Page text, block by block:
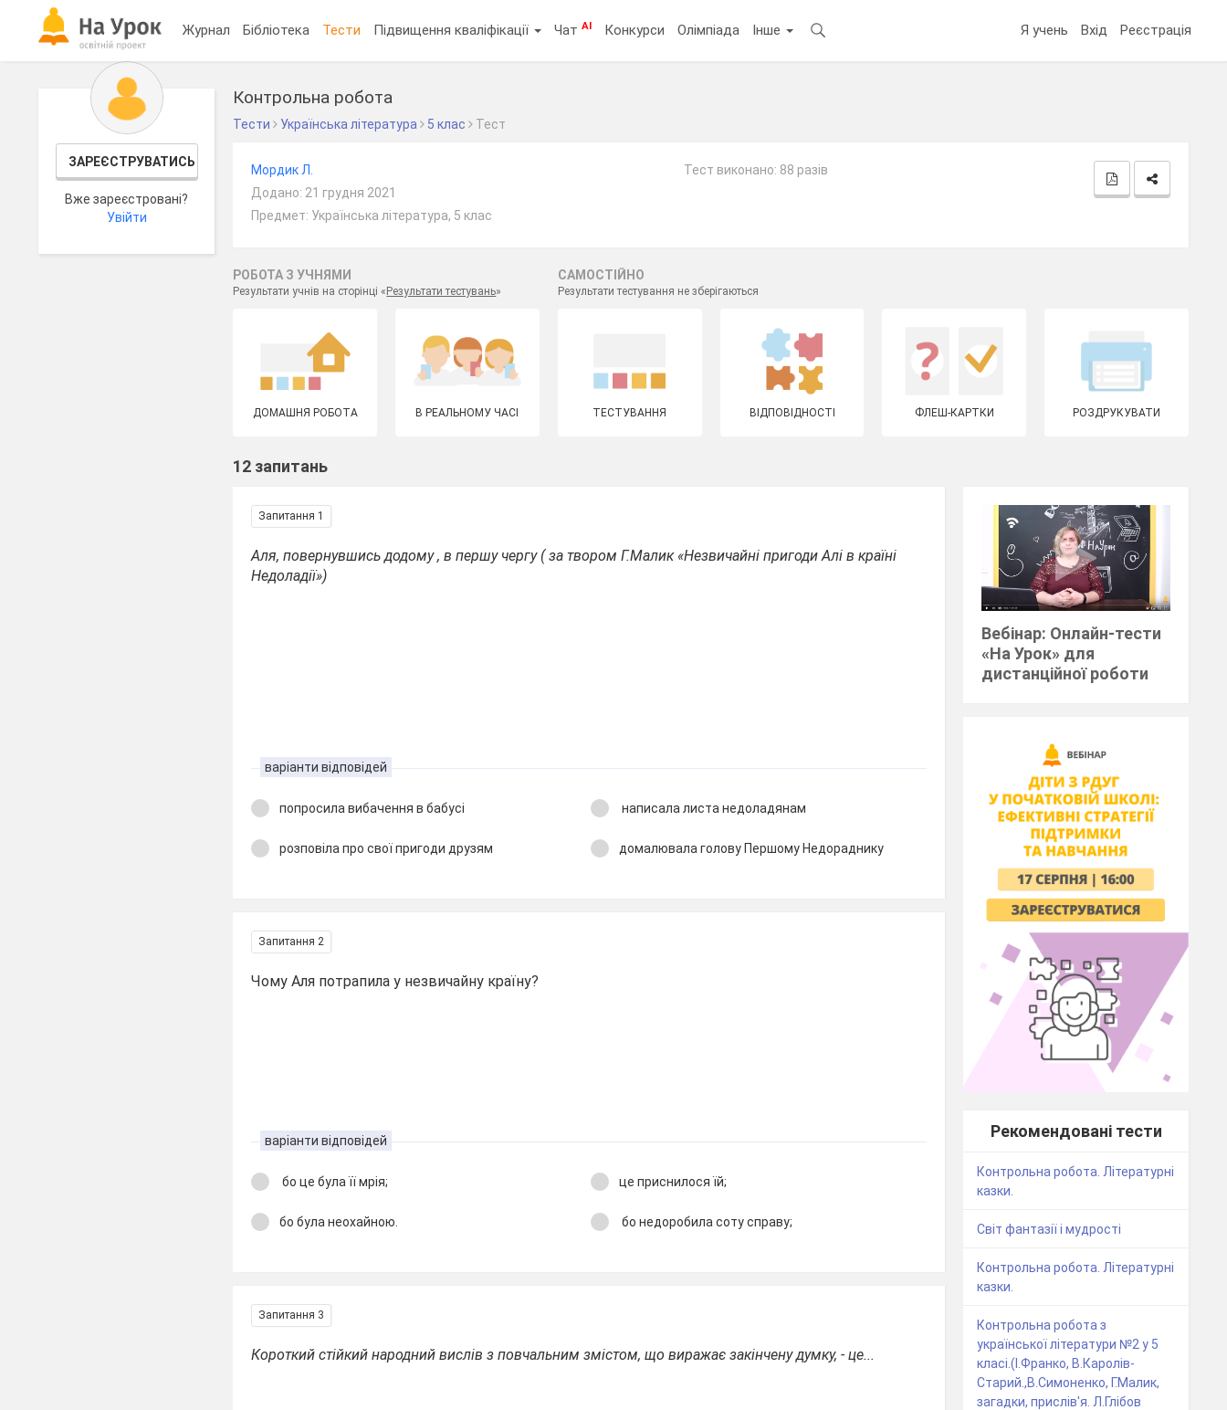
Журнал Бібліотека Тести Підвищення кваліфікації ЧатAI Конкурси Олімпіада Інше Я учень Вхід Реєстрація
ЗАРЕЄСТРУВАТИСЬ
Вже зареєстровані?
Увійти
Контрольна робота
Тести Українська література 5 клас Тест
Мордик Л.
Додано: 21 грудня 2021
Предмет: Українська література, 5 клас
Тест виконано: 88 разів
РОБОТА З УЧНЯМИ
Результати учнів на сторінці « Результати тестувань»
САМОСТІЙНО
Результати тестування не зберігаються
ДОМАШНЯ РОБОТА В РЕАЛЬНОМУ ЧАСІ ТЕСТУВАННЯ ВІДПОВІДНОСТІ ФЛЕШ-КАРТКИ РОЗДРУКУВАТИ
12 запитань
Запитання 1
Аля, повернувшись додому , в першу чергу ( за твором Г.Малик «Незвичайні пригоди Алі в країні
Недоладії»)
варіанти відповідей
попросила вибачення в бабусі написала листа недоладянам
розповіла про свої пригоди друзям домалювала голову Першому Недораднику
Запитання 2
Чому Аля потрапила у незвичайну країну?
варіанти відповідей
бо це була її мрія; це приснилося їй;
бо була неохайною. бо недоробила соту справу;
Запитання 3
Короткий стійкий народний вислів з повчальним змістом, що виражає закінчену думку, - це...
Вебінар: Онлайн-тести
«На Урок» для
дистанційної роботи
Рекомендовані тести
Контрольна робота. Літературні
казки.
Світ фантазії і мудрості
Контрольна робота. Літературні
казки.
Контрольна робота з
української літератури №2 у 5
класі.(І.Франко, В.Каролів-
Старий.,В.Симоненко, Г.Малик,
загадки, прислів'я. Л.Глібов